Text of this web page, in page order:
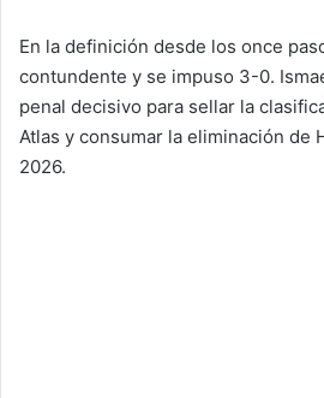
En la definición desde los once
contundente y se impuso 3-0.
penal decisivo para sellar la
Atlas y consumar la eliminación de
2026.